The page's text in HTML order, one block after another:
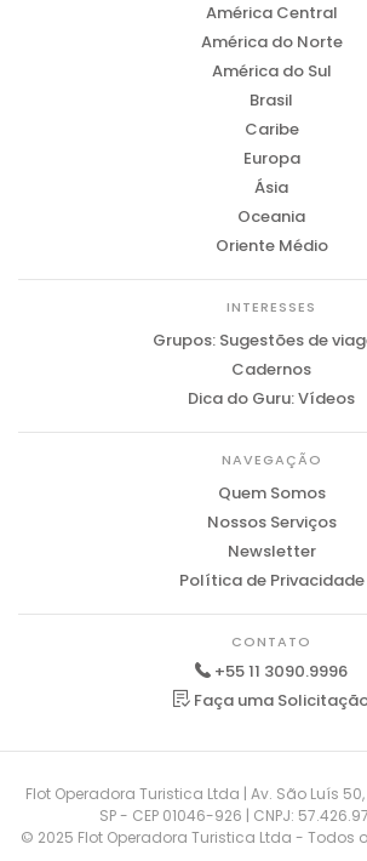
América Central
América do Norte
América do Sul
Brasil
Caribe
Europa
Ásia
Oceania
Oriente Médio
INTERESSES
Grupos: Sugestões de
Cadernos
Dica do Guru: Vídeos
NAVEGAÇÃO
Quem Somos
Nossos Serviços
Newsletter
Política de Privacidade
CONTATO
+55 11 3090.9996
Faça uma
Flot Operadora Turistica Ltda | Av. São Luís
SP - CEP 01046-926 | CNPJ:
© 2025 Flot Operadora Turistica Ltda - Todos